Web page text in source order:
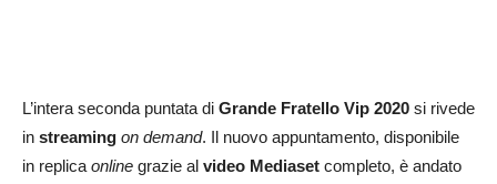
L’intera seconda puntata di Grande Fratello Vip 2020 si rivede
in streaming on demand. Il nuovo appuntamento, disponibile
in replicaonline grazie al video Mediaset completo, è andato